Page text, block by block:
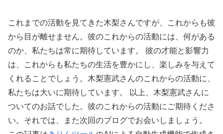
これまでの活動を見てきた木梨さんですが、これからも彼
から目が離せません。彼のこれからの活動には、何がある
のか、私たちは常に期待しています。 彼の才能と影響力
は、これからも私たちの生活を豊かにし、楽しみを与えて
くれることでしょう。木梨憲武さんのこれからの活動に、
私たちは大いに期待しています。 以上、木梨憲武さんに
ついてのお話でした。彼のこれからの活動にご期待くださ
い。それでは、また次回のブログでお会いしましょう。